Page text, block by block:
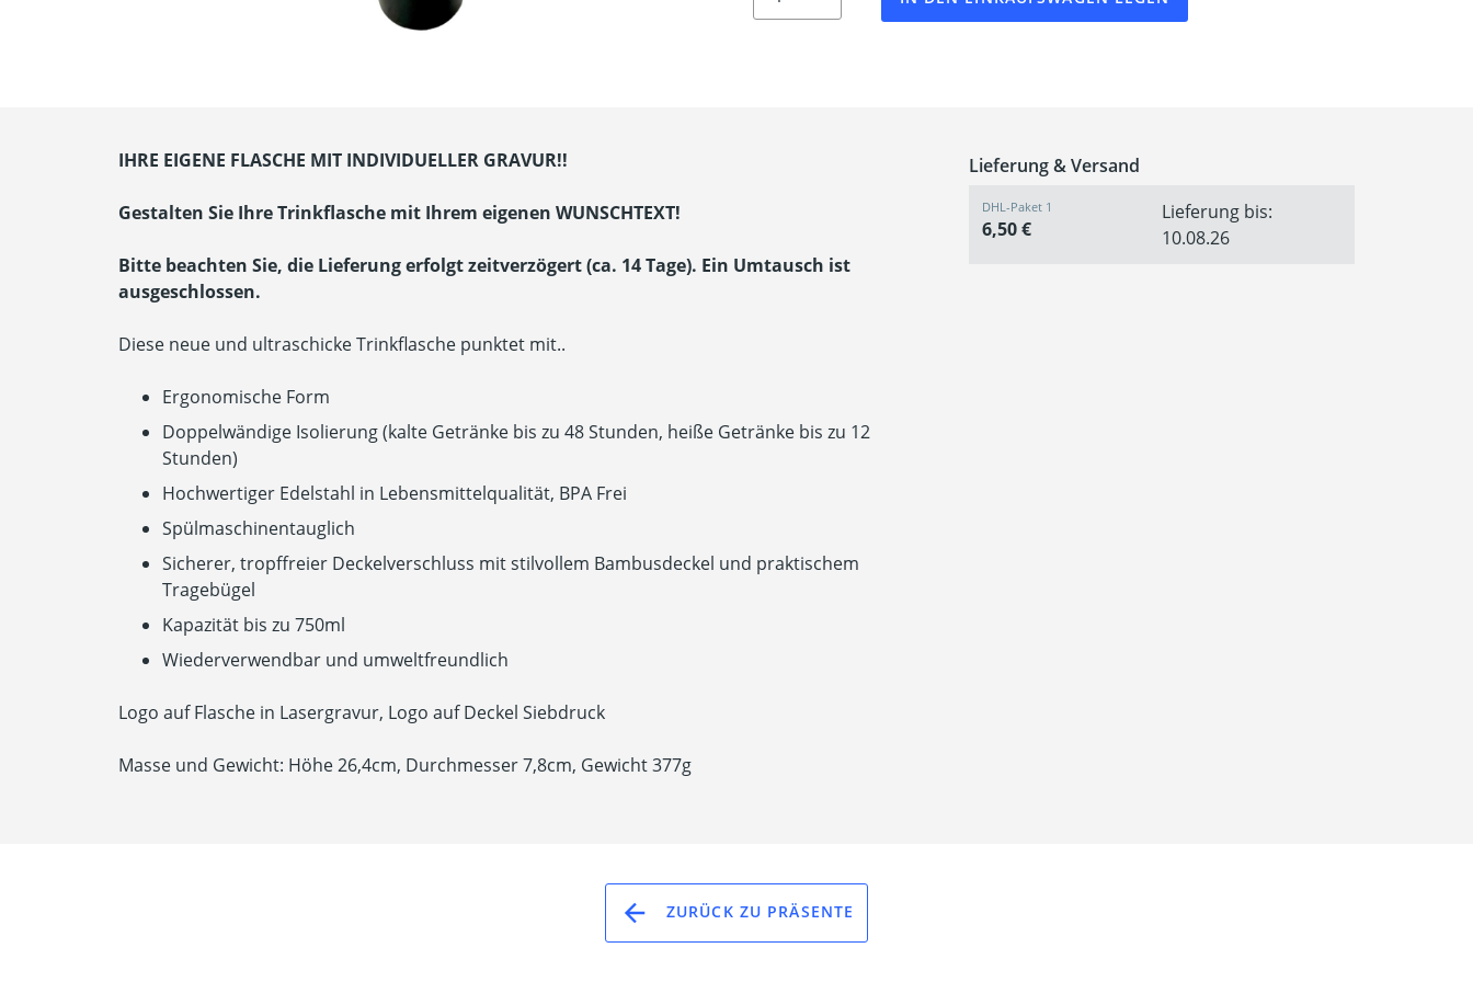
IHRE EIGENE FLASCHE MIT INDIVIDUELLER GRAVUR!!
Gestalten Sie Ihre Trinkflasche mit Ihrem eigenen WUNSCHTEXT!
Bitte beachten Sie, die Lieferung erfolgt zeitverzögert (ca. 14 Tage). Ein Umtausch ist
ausgeschlossen.
Diese neue und ultraschicke Trinkflasche punktet mit..
Ergonomische Form
Doppelwändige Isolierung (kalte Getränke bis zu 48 Stunden, heiße Getränke bis zu 12
Stunden)
Hochwertiger Edelstahl in Lebensmittelqualität, BPA Frei
Spülmaschinentauglich
Sicherer, tropffreier Deckelverschluss mit stilvollem Bambusdeckel und praktischem
Tragebügel
Kapazität bis zu 750ml
Wiederverwendbar und umweltfreundlich
Logo auf Flasche in Lasergravur, Logo auf Deckel Siebdruck
Masse und Gewicht: Höhe 26,4cm, Durchmesser 7,8cm, Gewicht 377g
Lieferung & Versand
DHL-Paket 1
6,50 €
Lieferung bis:
10.08.26
ZURÜCK ZU PRÄSENTE